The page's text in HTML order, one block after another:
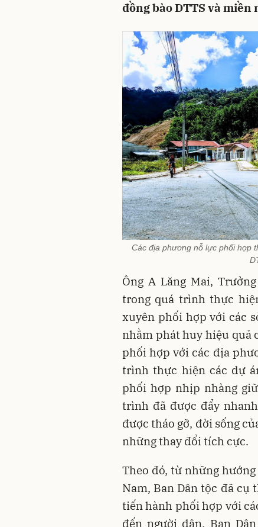
đồng bào DTTS và miền
Các địa phương nỗ lực phối hợp
Ông A Lăng Mai,
trong quá trình thực
xuyên phối hợp với các
nhằm phát huy hiệu quả
phối hợp với các địa
trình thực hiện các dự
phối hợp nhịp nhàng
trình đã được đẩy
được tháo gỡ, đời sống
những thay đổi tích cực.
Theo đó, từ những
Nam, Ban Dân tộc đã cụ
tiến hành phối hợp với
đến người dân. Ban